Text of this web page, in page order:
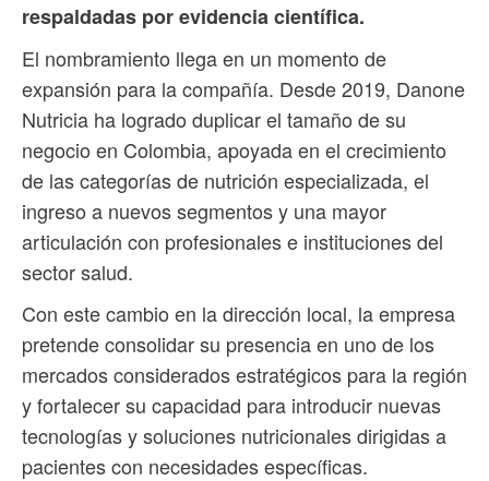
respaldadas por evidencia científica.
El nombramiento llega en un momento de
expansión para la compañía. Desde 2019, Danone
Nutricia ha logrado duplicar el tamaño de su
negocio en Colombia, apoyada en el crecimiento
de las categorías de nutrición especializada, el
ingreso a nuevos segmentos y una mayor
articulación con profesionales e instituciones del
sector salud.
Con este cambio en la dirección local, la empresa
pretende consolidar su presencia en uno de los
mercados considerados estratégicos para la región
y fortalecer su capacidad para introducir nuevas
tecnologías y soluciones nutricionales dirigidas a
pacientes con necesidades específicas.